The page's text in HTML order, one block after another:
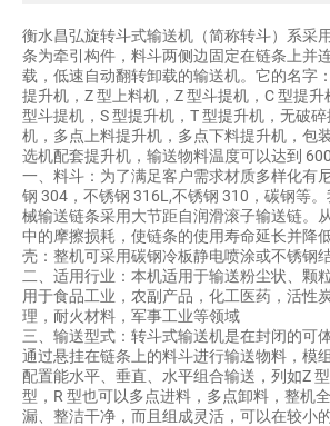
客户案例
联系我们
衡水昌弘旋转斗式输送机（简称转斗）系采
条为牵引构件，料斗两侧边固定在链条上并
载，低速自动翻转卸载的输送机。它的名字
提升机，Z 型上料机，Z 型斗提机，C 型提升
型斗提机，S 型提升机，T 型提升机，无破
机，多点上料提升机，多点下料提升机，包
选机配套提升机，输送物料温度可以达到 600
一、料斗：为了满足客户需求材质多样化有
钢 304，不锈钢 316L,不锈钢 310，碳钢等
械输送链条采用大节距自润滑滚子输送链。
中的摩擦损耗，使链条的使用寿命延长并降
壳：整机可采用碳钢冷板静电喷涂或不锈钢
二、适用行业：本机适用于输送粉尘状、颗
用于食品工业，农副产品，化工医药，活性
理，耐火材料，军事工业等领域
三、输送型式：转斗式输送机是在封闭的可
通过悬挂在链条上的料斗进行输送物料，模
配置能水平、垂直、水平组合输送，列如Z 型
型，R 型也可以多点进料，多点卸料，整机
漏、整洁干净，而且组成灵活，可以在较小